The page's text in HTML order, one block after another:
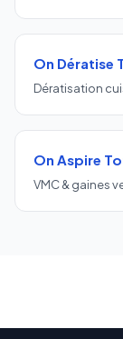
On Dératise
Dératisation
On Aspire
VMC & gaines